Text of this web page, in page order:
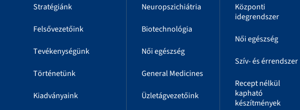
Stratégiánk
Felsővezetőink
Tevékenységünk
Történetünk
Kiadványaink
Neuropszichiátria
Biotechnológia
Női egészség
General Medicines
Üzletágvezetőink
Központi
idegrendszer
Női egészség
Szív- és érrendszer
Recept nélkül
kapható
készítmények